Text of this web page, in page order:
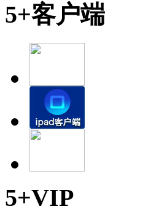
5+客户端
5+VIP